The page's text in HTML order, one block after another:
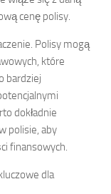
cenę polisy.
Polisy mogą
które
bardziej
dokładnie
polisie, aby
finansowych.
dla